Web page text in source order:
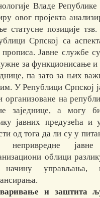
Владе
овог про­јекта
статусне по­зи­ци­је
Српској са
Јавне службе су
за функционисање и
па зато за њих
У Ре­пу­бли­ци Српској
организоване на
зајед­нице, а могу
јавних предузећа и
од тога да ли су у
не­при­вред­не
облици
управ­љања,
и заштита